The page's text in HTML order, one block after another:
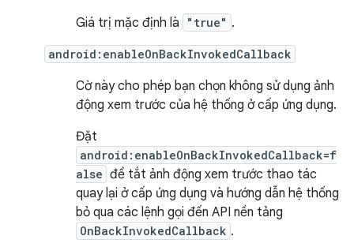
Giá trị mặc định là
"true" .
android:enableOnBackInvokedCallback
Cờ này cho phép bạn chọn không sử dụng ảnh
động xem trước của hệ thống ở cấp ứng dụng.
Đặt
android:enableOnBackInvokedCallback=f
alse để tắt ảnh động xem trước thao tác
quay lại ở cấp ứng dụng và hướng dẫn hệ thống
bỏ qua các lệnh gọi đến API nền tảng
OnBackInvokedCallback .